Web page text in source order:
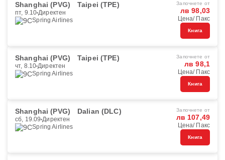
Shanghai (PVG) Taipei (TPE)
пт, 9.10 Директен
Spring Airlines
Започнете от
лв 98,03
Цена/ Пакс
Книга
Shanghai (PVG) Taipei (TPE)
чт, 8.10 Директен
Spring Airlines
Започнете от
лв 98,1
Цена/ Пакс
Книга
Shanghai (PVG) Dalian (DLC)
сб, 19.09 Директен
Spring Airlines
Започнете от
лв 107,49
Цена/ Пакс
Книга